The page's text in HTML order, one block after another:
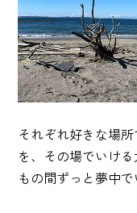
それぞれ好きな場
を、その場でいけ
もの間ずっと夢中で